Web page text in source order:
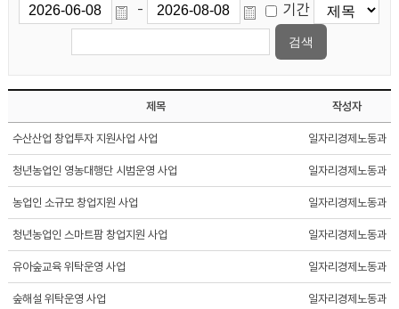
- 기간
제목 작성자
수산산업 창업투자 지원사업 사업 일자리경제노동과
청년농업인 영농대행단 시범운영 사업 일자리경제노동과
농업인 소규모 창업지원 사업 일자리경제노동과
청년농업인 스마트팜 창업지원 사업 일자리경제노동과
유아숲교육 위탁운영 사업 일자리경제노동과
숲해설 위탁운영 사업 일자리경제노동과